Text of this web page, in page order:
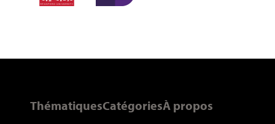
ThématiquesCatégoriesÀ propos